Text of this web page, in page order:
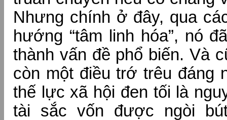
Nhưng chính ở đây, qua
hướng “tâm linh hóa”, nó
thành vấn đề phổ biến. Và
còn một điều trớ trêu đáng
thế lực xã hội đen tối là
tài sắc vốn được ngòi